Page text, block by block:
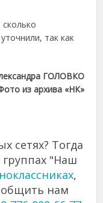
так как
ГОЛОВКО
из архива «НК»
сетях? Тогда
"Наш
,
нам